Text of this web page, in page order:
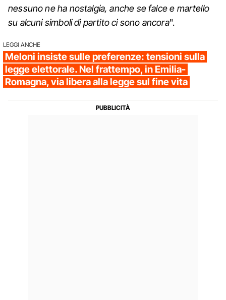
nessuno ne ha nostalgia, anche se falce e martello
su alcuni simboli di partito ci sono ancora".
LEGGI ANCHE
Meloni insiste sulle preferenze: tensioni sulla
legge elettorale. Nel frattempo, in Emilia-
Romagna, via libera alla legge sul fine vita